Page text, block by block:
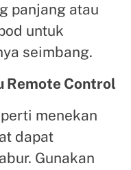
panjang atau
untuk
seimbang.
Remote Control
menekan
dapat
Gunakan